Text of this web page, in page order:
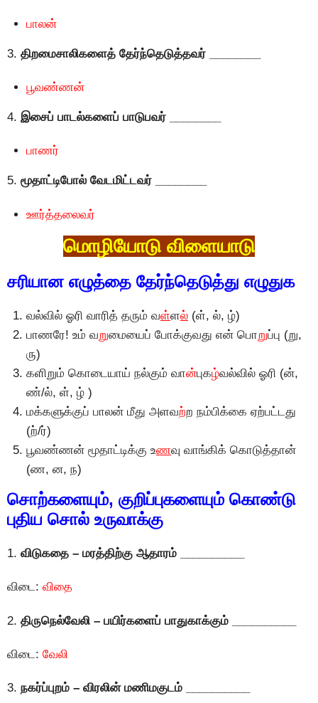
பாலன்
3. திறமைசாலிகளைத் தேர்ந்தெடுத்தவர் ________
பூவண்ணன்
4. இசைப் பாடல்களைப் பாடுபவர் ________
பாணர்
5. மூதாட்டிபோல் வேடமிட்டவர் ________
ஊர்த்தலைவர்
மொழியோடு விளையாடு
சரியான எழுத்தை தேர்ந்தெடுத்து எழுதுக
வல்வில் ஓரி வாரித் தரும் வள்ளல் (ள், ல், ழ்)
பாணரே! உம் வறுமையைப் போக்குவது என் பொறுப்பு (று,
ரு)
களிறும் கொடையாய் நல்கும் வான்புகழ்வல்வில் ஓரி (ன்,
ண்/ல், ள், ழ் )
மக்களுக்குப் பாலன் மீது அளவற்ற நம்பிக்கை ஏற்பட்டது
(ற்/ர்)
பூவண்ணன் மூதாட்டிக்கு உணவு வாங்கிக் கொடுத்தான்
(ண, ன, ந)
சொற்களையும், குறிப்புகளையும் கொண்டு
புதிய சொல் உருவாக்கு
1. விடுகதை – மரத்திற்கு ஆதாரம் __________
விடை: விதை
2. திருநெல்வேலி – பயிர்களைப் பாதுகாக்கும் __________
விடை: வேலி
3. நகர்ப்புறம் – விரலின் மணிமகுடம் __________